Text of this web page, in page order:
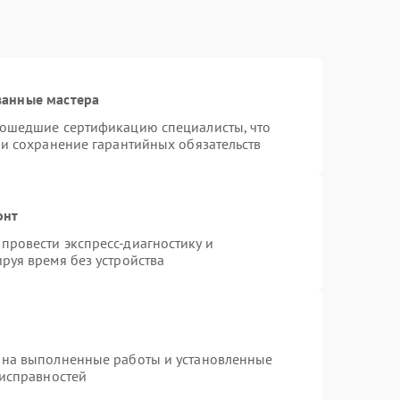
мастера
сертификацию специалисты, что
сохранение гарантийных обязательств
экспресс-диагностику и
время без устройства
выполненные работы и установленные